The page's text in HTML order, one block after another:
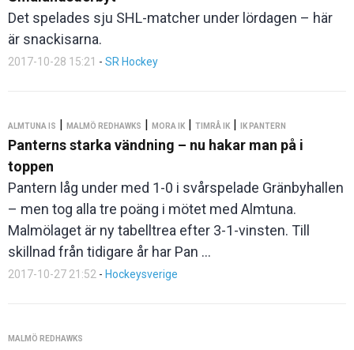
Det spelades sju SHL-matcher under lördagen – här
är snackisarna.
2017-10-28 15:21 - SR Hockey
ALMTUNA IS | MALMÖ REDHAWKS | MORA IK | TIMRÅ IK | IK PANTERN
Panterns starka vändning – nu hakar man på i
toppen
Pantern låg under med 1-0 i svårspelade Gränbyhallen
– men tog alla tre poäng i mötet med Almtuna.
Malmölaget är ny tabelltrea efter 3-1-vinsten. Till
skillnad från tidigare år har Pan ...
2017-10-27 21:52 - Hockeysverige
MALMÖ REDHAWKS